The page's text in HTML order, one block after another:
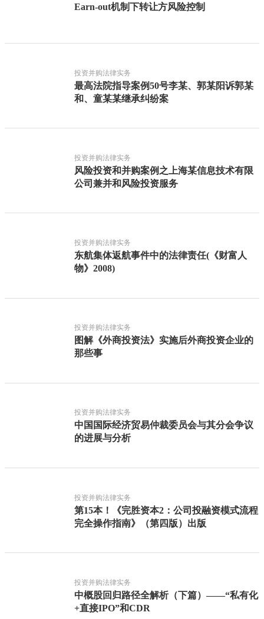
Earn-out机制下转让方风险控制
投资并购法律实务
最高法院指导案例50号李某、郭某阳诉郭某
和、童某某继承纠纷案
投资并购法律实务
风险投资和并购案例之上海某信息技术有限
公司兼并和风险投资服务
投资并购法律实务
东航集体返航事件中的法律责任(《财富人
物》2008)
投资并购法律实务
图解《外商投资法》实施后外商投资企业的
那些事
投资并购法律实务
中国国际经济贸易仲裁委员会与其分会争议
的进展与分析
投资并购法律实务
第15本！《完胜资本2：公司投融资模式流程
完全操作指南》（第四版）出版
投资并购法律实务
中概股回归路径全解析（下篇）——“私有化
+直接IPO”和CDR